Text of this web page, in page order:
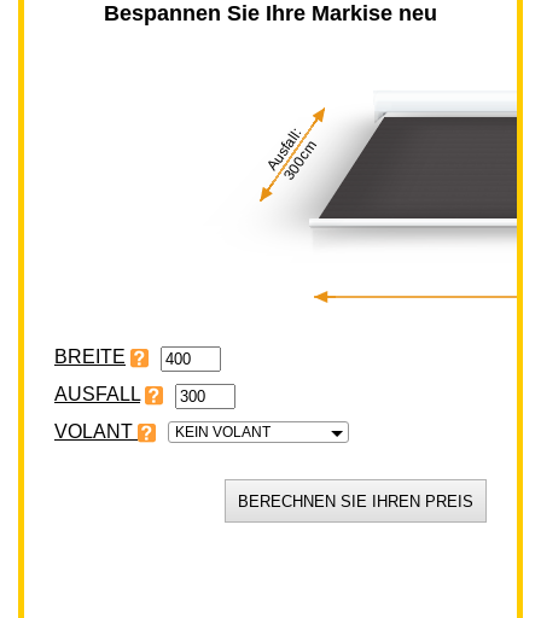
Bespannen Sie Ihre Markise neu
Ausfall:
300cm
BREITE
VOLANT KEIN VOLANT